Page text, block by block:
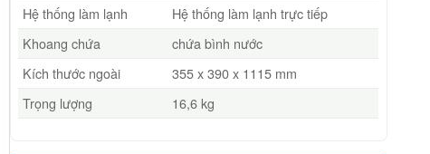
Hệ thống làm lạnh
Hệ thống làm lạnh trực tiếp
Khoang chứa
chứa bình nước
Kích thước ngoài
355 x 390 x 1115 mm
Trọng lượng
16,6 kg